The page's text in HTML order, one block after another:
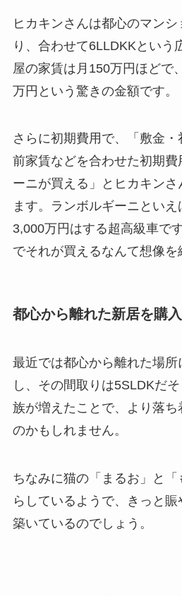
ヒカキンさんは都心のマン
り、合わせて6LLDKKという
屋の家賃は月150万円ほどで
万円という驚きの金額です。
さらに初期費用で、「敷金・
前家賃などを合わせた初期
ーニが買える」とヒカキン
ます。ランボルギーニといえ
3,000万円はする超高級車で
でそれが買えるなんて想像を
都心から離れた新居を購入
最近では都心から離れた場所
し、その間取りは5SLDKだ
族が増えたことで、より落ち
のかもしれません。
ちなみに猫の「まるお」と
らしているようで、きっと
築いているのでしょう。